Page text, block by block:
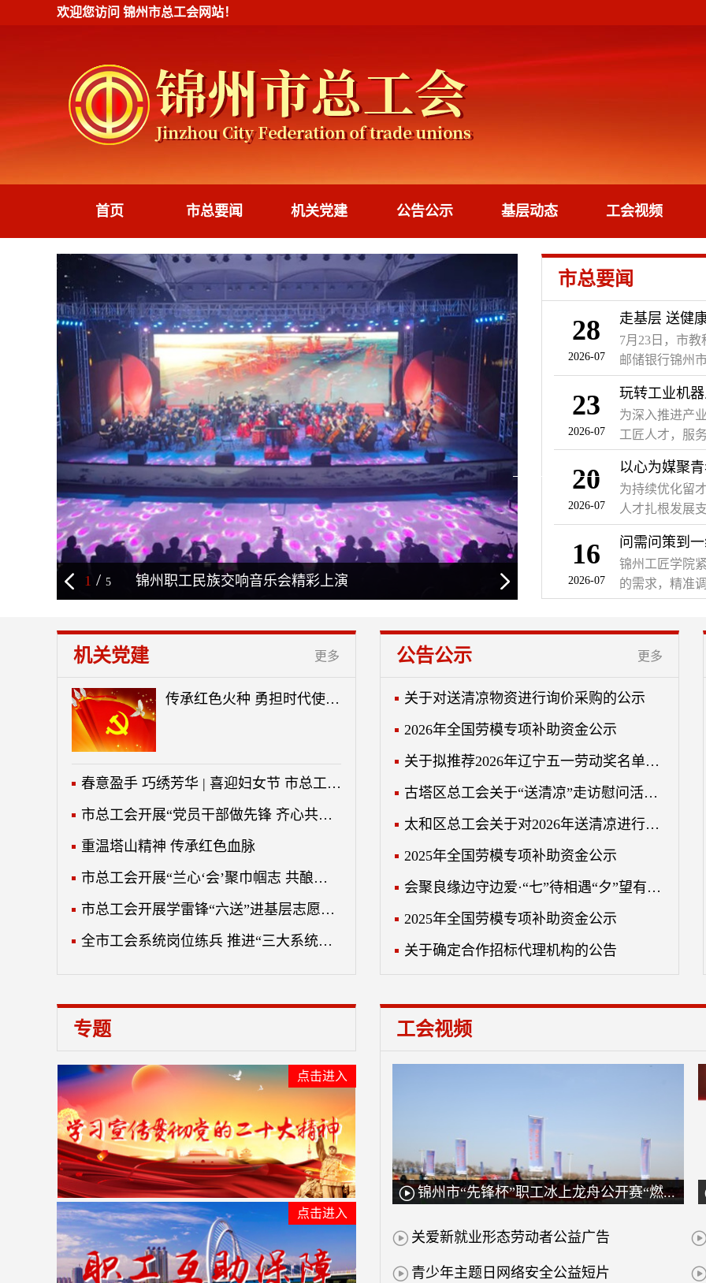
欢迎您访问 锦州市总工会网站！
首页 市总要闻 机关党建 公告公示 基层动态 工会视频
锦州职工民族交响音乐会精彩上演
1 /5
市总要闻
28
2026-07
走基层 送健
7月23日，市
邮储银行锦州
并提供现场中
23
2026-07
为深入推进产
工匠人才，服
锦州市总工会
2026年初级工
名一线优秀技
训。
20
2026-07
为持续优化留
人才扎根发展
举办“‘心’动频
身职工齐聚现
己。
16
2026-07
锦州工匠学院
的需求，精准
领域多年的刘
方案在一线交
机关党建 更多
传承红色火种 勇担时代使命——市总工会携手团市委、市妇联开展红色教育活动
春意盈手 巧绣芳华 | 喜迎妇女节 市总工会开展扭扭棒花束手工制作培训
市总工会开展“党员干部做先锋 齐心共建文明城”志愿服务活动
重温塔山精神 传承红色血脉
市总工会开展“兰心‘会’聚巾帼志 共酿芳华春日甜”喜迎妇女节蛋糕DIY活动
市总工会开展学雷锋“六送”进基层志愿服务活动
全市工会系统岗位练兵 推进“三大系统工程”落实落地
公告公示 更多
关于对送清凉物资进行询价采购的公示
2026年全国劳模专项补助资金公示
关于拟推荐2026年辽宁五一劳动奖名单的公示
古塔区总工会关于“送清凉”走访慰问活动的成交通知书
太和区总工会关于对2026年送清凉进行询价采购的公示
2025年全国劳模专项补助资金公示
会聚良缘边守边爱·“七”待相遇“夕”望有你锦州市总工会青年职工联谊活动甜蜜启幕！
2025年全国劳模专项补助资金公示
关于确定合作招标代理机构的公告
专题
点击进入
点击进入
工会视频
 锦州市“先锋杯”职工冰上龙舟公开赛“燃动”锦城！
 关爱新就业形态劳动者公益广告
 青少年主题日网络安全公益短片